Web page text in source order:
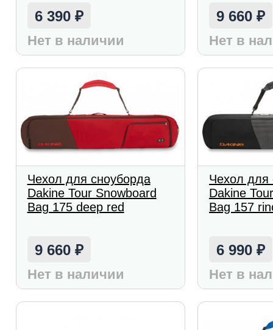
6 390 ₽
Нет в наличии
9 660₽
Нет в
Чехол для сноуборда
Dakine Tour Snowboard
Bag 175 deep red
9 660 ₽
Нет в наличии
Чехол для
Dakine
Bag 157
6 990₽
Нет в